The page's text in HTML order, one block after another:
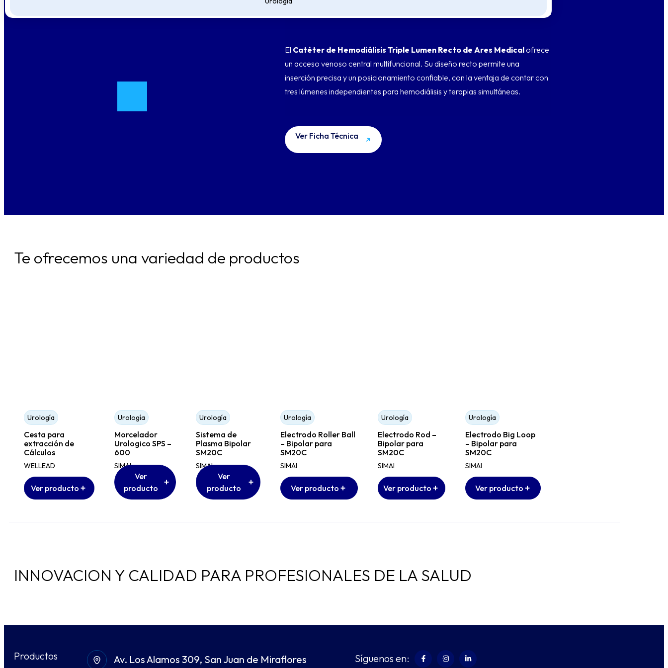
DESCRIPCIÓN
El Catéter de Hemodiálisis Triple Lumen Recto de Ares Medicalofrece
un acceso venoso central multifuncional. Su diseño recto permite una
inserción precisa y un posicionamiento confiable, con la ventaja de contar con
tres lúmenes independientes para hemodiálisis y terapias simultáneas.
Ver Ficha Técnica
Te ofrecemos una variedad de productos
Urología
Cesta para
extracción de
Cálculos
WELLEAD
Ver producto
Urología
Morcelador
Urologico SPS –
600
SIMAI
Ver
producto
Urología
Sistema de
Plasma Bipolar
SM20C
SIMAI
Ver
producto
Urología
Electrodo Roller Ball
– Bipolar para
SM20C
SIMAI
Ver producto
Urología
Electrodo Rod –
Bipolar para
SM20C
SIMAI
Ver producto
Urología
Electrodo Big Loop
– Bipolar para
SM20C
SIMAI
Ver producto
INNOVACION Y CALIDAD PARA PROFESIONALES DE LA SALUD
Productos Av. Los Alamos 309, San Juan de Miraflores Síguenos en: